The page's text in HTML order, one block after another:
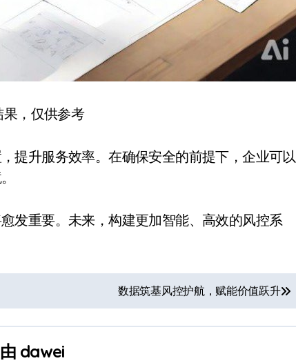
果，仅供参考
提升服务效率。在确保安全的前提下，企业可以
发重要。未来，构建更加智能、高效的风控系
数据筑基风控护航，赋能价值跃升
由 dawei